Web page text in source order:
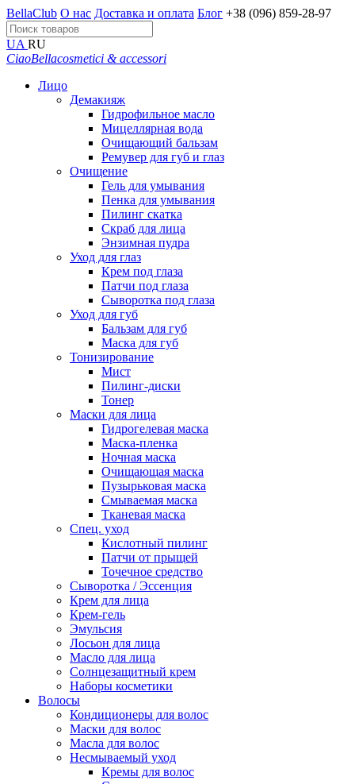
BellaClub О нас Доставка и оплата Блог +38 (096) 859-28-97
UA RU
CiaoBellacosmetici & accessori
Лицо
Демакияж
Гидрофильное масло
Мицеллярная вода
Очищающий бальзам
Ремувер для губ и глаз
Очищение
Гель для умывания
Пенка для умывания
Пилинг скатка
Скраб для лица
Энзимная пудра
Уход для глаз
Крем под глаза
Патчи под глаза
Сыворотка под глаза
Уход для губ
Бальзам для губ
Маска для губ
Тонизирование
Мист
Пилинг-диски
Тонер
Маски для лица
Гидрогелевая маска
Маска-пленка
Ночная маска
Очищающая маска
Пузырьковая маска
Смываемая маска
Тканевая маска
Спец. уход
Кислотный пилинг
Патчи от прыщей
Точечное средство
Сыворотка / Эссенция
Крем для лица
Крем-гель
Эмульсия
Лосьон для лица
Масло для лица
Солнцезащитный крем
Наборы косметики
Волосы
Кондиционеры для волос
Маски для волос
Масла для волос
Несмываемый уход
Кремы для волос